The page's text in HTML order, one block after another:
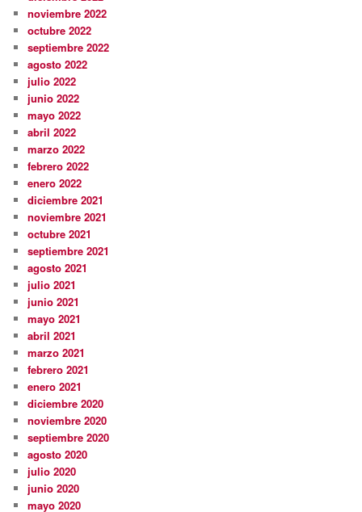
noviembre 2022
octubre 2022
septiembre 2022
agosto 2022
julio 2022
junio 2022
mayo 2022
abril 2022
marzo 2022
febrero 2022
enero 2022
diciembre 2021
noviembre 2021
octubre 2021
septiembre 2021
agosto 2021
julio 2021
junio 2021
mayo 2021
abril 2021
marzo 2021
febrero 2021
enero 2021
diciembre 2020
noviembre 2020
septiembre 2020
agosto 2020
julio 2020
junio 2020
mayo 2020